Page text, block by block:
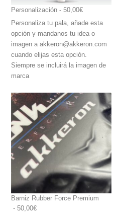
Personalización - 50,00€
Personaliza tu pala, añade esta
opción y mandanos tu idea o
imagen a akkeron@akkeron.com
cuando elijas esta opción.
Siempre se incluirá la imagen de
marca
Barniz Rubber Force Premium
- 50,00€